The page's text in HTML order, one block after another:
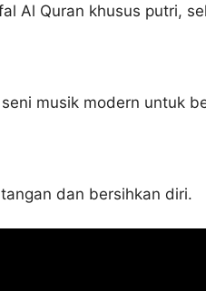
Al Quran khusus putri,
musik modern untuk
dan bersihkan diri.